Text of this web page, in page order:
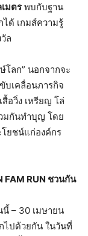
มตรพบกับฐาน
ด้ เกมส์ความรู้
ล
โลก” นอกจากจะ
บเคลื่อนภารกิจ
อวิ่ง เหรียญ โล่
มกันทำบุญ โดย
ยชน์แก่องค์กร
FAM RUN ชวนกัน
นี้ – 30 เมษายน
ไปด้วยกัน ในวันที่